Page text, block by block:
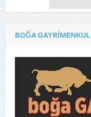
BOĞA GAYRİMENKUL